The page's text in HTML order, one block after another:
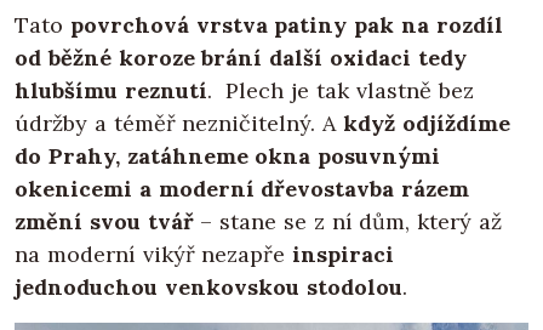
Tato povrchová vrstva patiny pak na rozdíl
od běžné koroze brání další oxidaci tedy
hlubšímu reznutí. Plech je tak vlastně bez
údržby a téměř nezničitelný. A když odjíždíme
do Prahy, zatáhneme okna posuvnými
okenicemi a moderní dřevostavba rázem
změní svou tvář– stane se z ní dům, který až
na moderní vikýř nezapřeinspiraci
jednoduchou venkovskou stodolou.